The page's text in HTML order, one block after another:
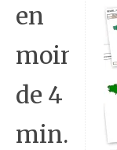
en
moins
de 4
min.